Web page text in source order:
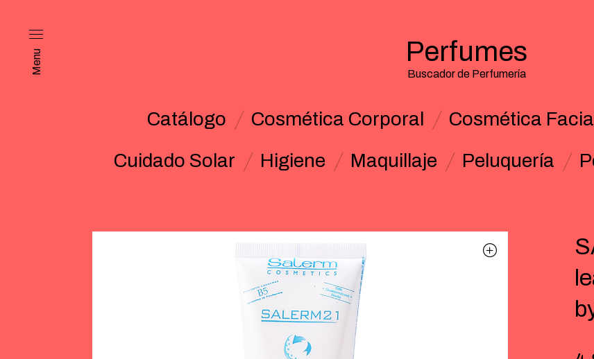
Menu Perfumes
Buscador de Perfumería
Catálogo Cosmética Corporal Cosmética Facial
Cuidado Solar Higiene Maquillaje Peluquería